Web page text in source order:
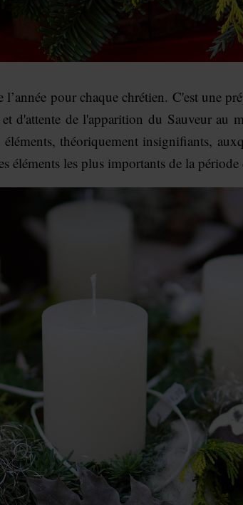
pour chaque chrétien. C'est une
d'attente de l'apparition du Sauveur au
théoriquement insignifiants,
éléments les plus importants de la